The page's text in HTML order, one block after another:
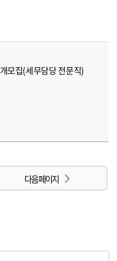
모집(세무담당 전문직)
다음 페이지